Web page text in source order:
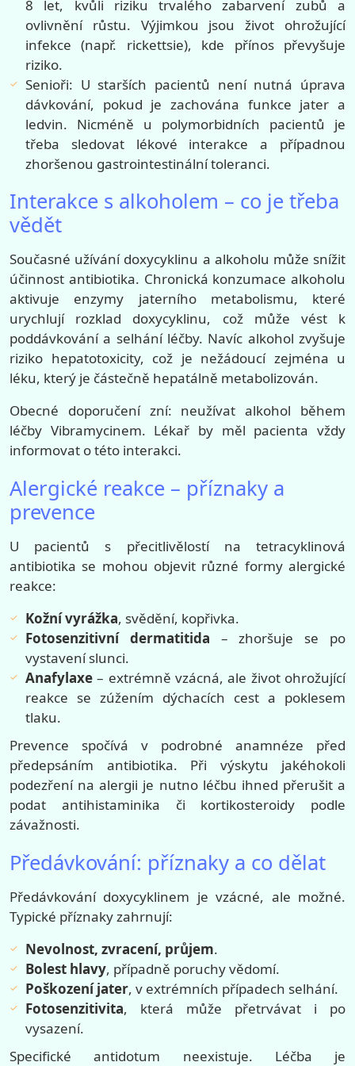
8 let, kvůli riziku trvalého zabarvení zubů a
ovlivnění růstu. Výjimkou jsou život ohrožující
infekce (např. rickettsie), kde přínos převyšuje
riziko.
Senioři: U starších pacientů není nutná úprava
dávkování, pokud je zachována funkce jater a
ledvin. Nicméně u polymorbidních pacientů je
třeba sledovat lékové interakce a případnou
zhoršenou gastrointestinální toleranci.
Interakce s alkoholem – co je třeba
vědět
Současné užívání doxycyklinu a alkoholu může snížit
účinnost antibiotika. Chronická konzumace alkoholu
aktivuje enzymy jaterního metabolismu, které
urychlují rozklad doxycyklinu, což může vést k
poddávkování a selhání léčby. Navíc alkohol zvyšuje
riziko hepatotoxicity, což je nežádoucí zejména u
léku, který je částečně hepatálně metabolizován.
Obecné doporučení zní: neužívat alkohol během
léčby Vibramycinem. Lékař by měl pacienta vždy
informovat o této interakci.
Alergické reakce – příznaky a
prevence
U pacientů s přecitlivělostí na tetracyklinová
antibiotika se mohou objevit různé formy alergické
reakce:
Kožní vyrážka, svědění, kopřivka.
Fotosenzitivní dermatitida – zhoršuje se po
vystavení slunci.
Anafylaxe – extrémně vzácná, ale život ohrožující
reakce se zúžením dýchacích cest a poklesem
tlaku.
Prevence spočívá v podrobné anamnéze před
předepsáním antibiotika. Při výskytu jakéhokoli
podezření na alergii je nutno léčbu ihned přerušit a
podat antihistaminika či kortikosteroidy podle
závažnosti.
Předávkování: příznaky a co dělat
Předávkování doxycyklinem je vzácné, ale možné.
Typické příznaky zahrnují:
Nevolnost, zvracení, průjem.
Bolest hlavy, případně poruchy vědomí.
Poškození jater, v extrémních případech selhání.
Fotosenzitivita, která může přetrvávat i po
vysazení.
Specifické antidotum neexistuje. Léčba je